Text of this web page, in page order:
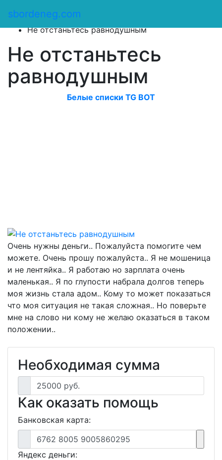
sbordeneg.com
Оказать помощь
Не отстаньтесь равнодушным
Не отстаньтесь
равнодушным
Белые списки TG BOT
Очень нужны деньги.. Пожалуйста помогите чем
можете. Очень прошу пожалуйста.. Я не мошеница
и не лентяйка.. Я работаю но зарплата очень
маленькая.. Я по глупости набрала долгов теперь
моя жизнь стала адом.. Кому то может показаться
что моя ситуация не такая сложная.. Но поверьте
мне на слово ни кому не желаю оказаться в таком
положении..
Необходимая сумма
25000 руб.
Как оказать помощь
Банковская карта:
6762 8005 9005860295
Яндекс деньги: